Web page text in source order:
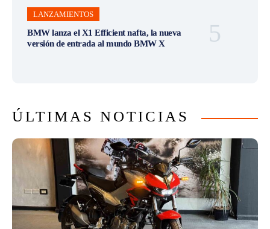
LANZAMIENTOS
BMW lanza el X1 Efficient nafta, la nueva
versión de entrada al mundo BMW X
ÚLTIMAS NOTICIAS